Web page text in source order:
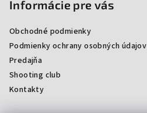
Informácie pre vás
Obchodné podmienky
Podmienky ochrany osobných údajov
Predajňa
Shooting club
Kontakty